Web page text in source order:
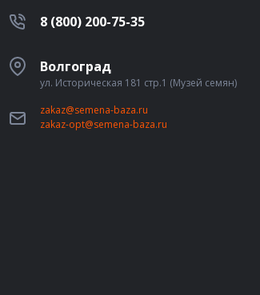
8 (800) 200-75-35
Волгоград
ул. Историческая 181 стр.1 (Музей семян)
zakaz@semena-baza.ru
zakaz-opt@semena-baza.ru